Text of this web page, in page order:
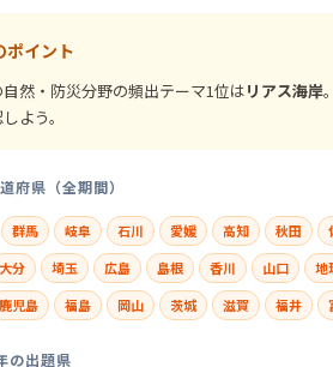
ポイント
自然・防災分野の頻出テーマ1位はリアス海岸
よう。
府県（全期間）
群馬 岐阜 石川 愛媛 高知 秋田
大分 埼玉 広島 島根 香川 山口
地
鹿児島 福島 岡山 茨城 滋賀 福井
の出題県